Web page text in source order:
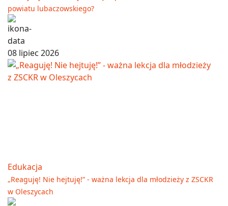
powiatu lubaczowskiego?
08 lipiec 2026
Edukacja
„Reaguję! Nie hejtuję!” - ważna lekcja dla młodzieży z ZSCKR
w Oleszycach